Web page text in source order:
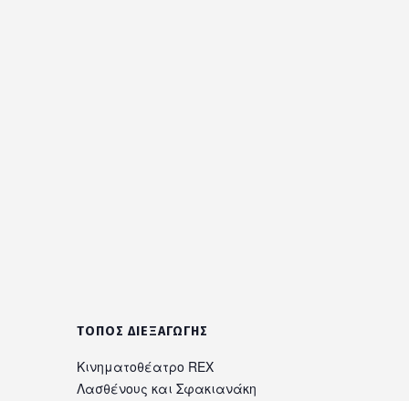
ΤΌΠΟΣ ΔΙΕΞΑΓΩΓΉΣ
Κινηματοθέατρο REX
Λασθένους και Σφακιανάκη